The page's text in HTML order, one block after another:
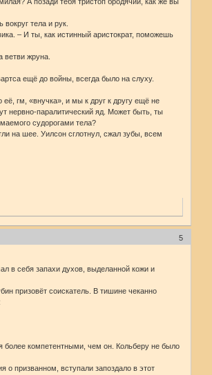
тела и рук.
– И ты, как истинный аристократ, поможешь
ветви жруна.
ещё до войны, всегда было на слуху.
гм, «внучка», и мы к друг к другу ещё не
нервно-паралитический яд. Может быть, ты
судорогами тела?
на шее. Уилсон сглотнул, сжал зубы, всем
5
в себя запахи духов, выделанной кожи и
призовёт соискатель. В тишине чеканно
компетентными, чем он. Кольберу не было
призванном, вступали запоздало в этот